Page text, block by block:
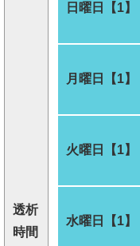
透析
時間
日曜日【1】
月曜日【1】
火曜日【1】
水曜日【1】